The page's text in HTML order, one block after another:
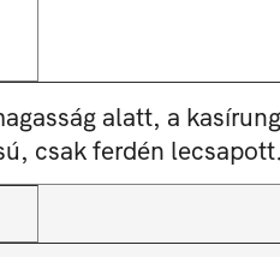
alatt, a
csak ferdén